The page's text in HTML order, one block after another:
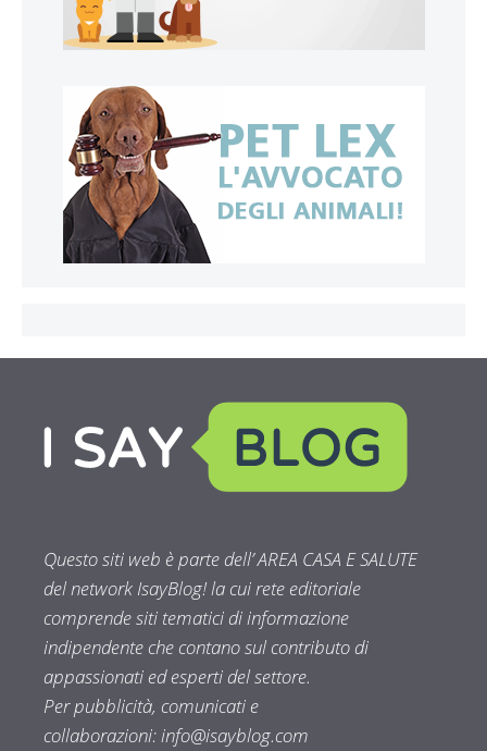
Questo siti web è parte dell’ AREA CASA E SALUTE
del network IsayBlog! la cui rete editoriale
comprende siti tematici di informazione
indipendente che contano sul contributo di
appassionati ed esperti del settore.
Per pubblicità, comunicati e
collaborazioni:info@isayblog.com